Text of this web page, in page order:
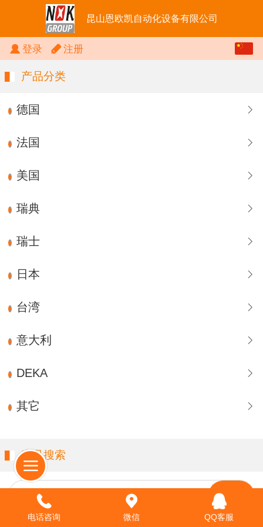
昆山恩欧凯自动化设备有限公司
登录 注册
产品分类
德国
法国
美国
瑞典
瑞士
日本
台湾
意大利
DEKA
其它
产品搜索
请输入关键字…
电话咨询 微信 QQ客服